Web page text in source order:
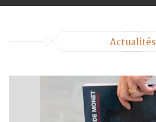
Actualités